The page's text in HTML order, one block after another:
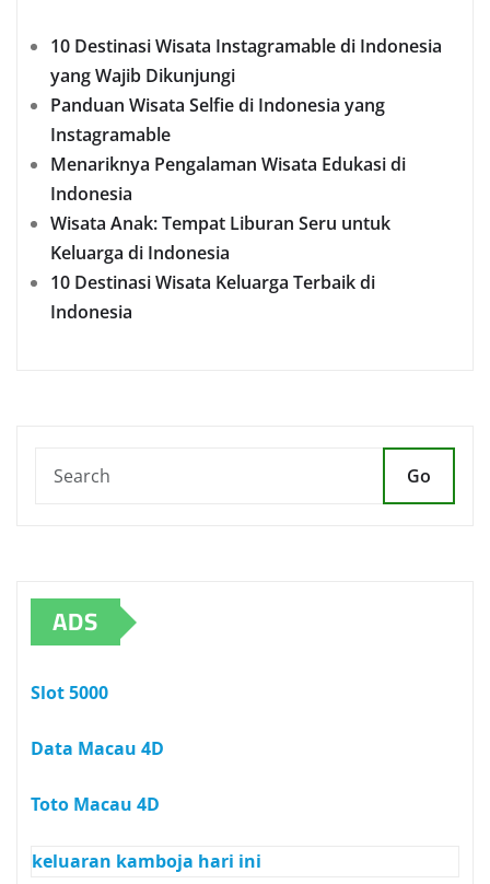
10 Destinasi Wisata Instagramable di Indonesia
yang Wajib Dikunjungi
Panduan Wisata Selfie di Indonesia yang
Instagramable
Menariknya Pengalaman Wisata Edukasi di
Indonesia
Wisata Anak: Tempat Liburan Seru untuk
Keluarga di Indonesia
10 Destinasi Wisata Keluarga Terbaik di
Indonesia
Go
ADS
Slot 5000
Data Macau 4D
Toto Macau 4D
keluaran kamboja hari ini